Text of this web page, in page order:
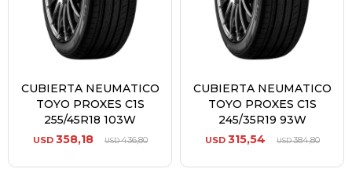
CUBIERTA NEUMATICO
TOYO PROXES C1S
255/45R18 103W
USD 358,18 USD436,80
CUBIERTA NEUMATICO
TOYO PROXES C1S
245/35R19 93W
USD 315,54 USD384,80